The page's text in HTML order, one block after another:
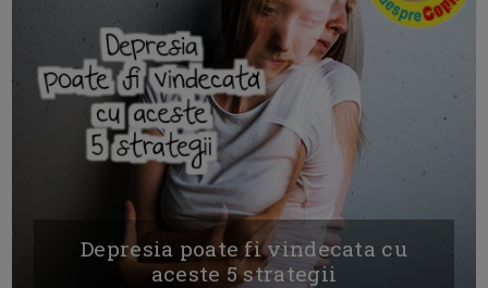
Depresia poate fi vindecata cu
aceste 5 strategii